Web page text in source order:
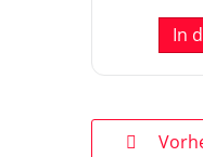
In